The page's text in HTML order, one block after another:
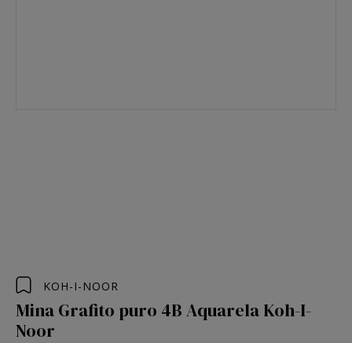
KOH-I-NOOR
Mina Grafito puro 4B Aquarela Koh-I-
Noor